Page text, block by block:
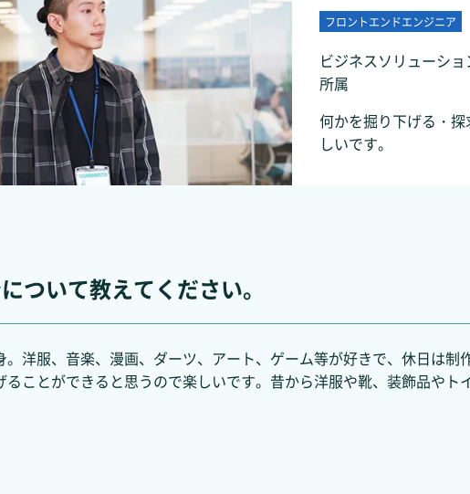
フロントエンドエンジニア
ビジネスソリューシ
所属
何かを掘り下げる・
しいです。
ついて教えてください。
。洋服、音楽、漫画、ダーツ、アート、ゲーム等が好きで、休日は
ることができると思うので楽しいです。昔から洋服や靴、装飾品や